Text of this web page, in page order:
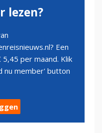
lezen?
Een
per maand. Klik
nu member' button